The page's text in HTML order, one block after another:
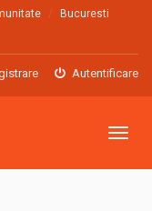
Bucuresti
Autentificare
Meniu